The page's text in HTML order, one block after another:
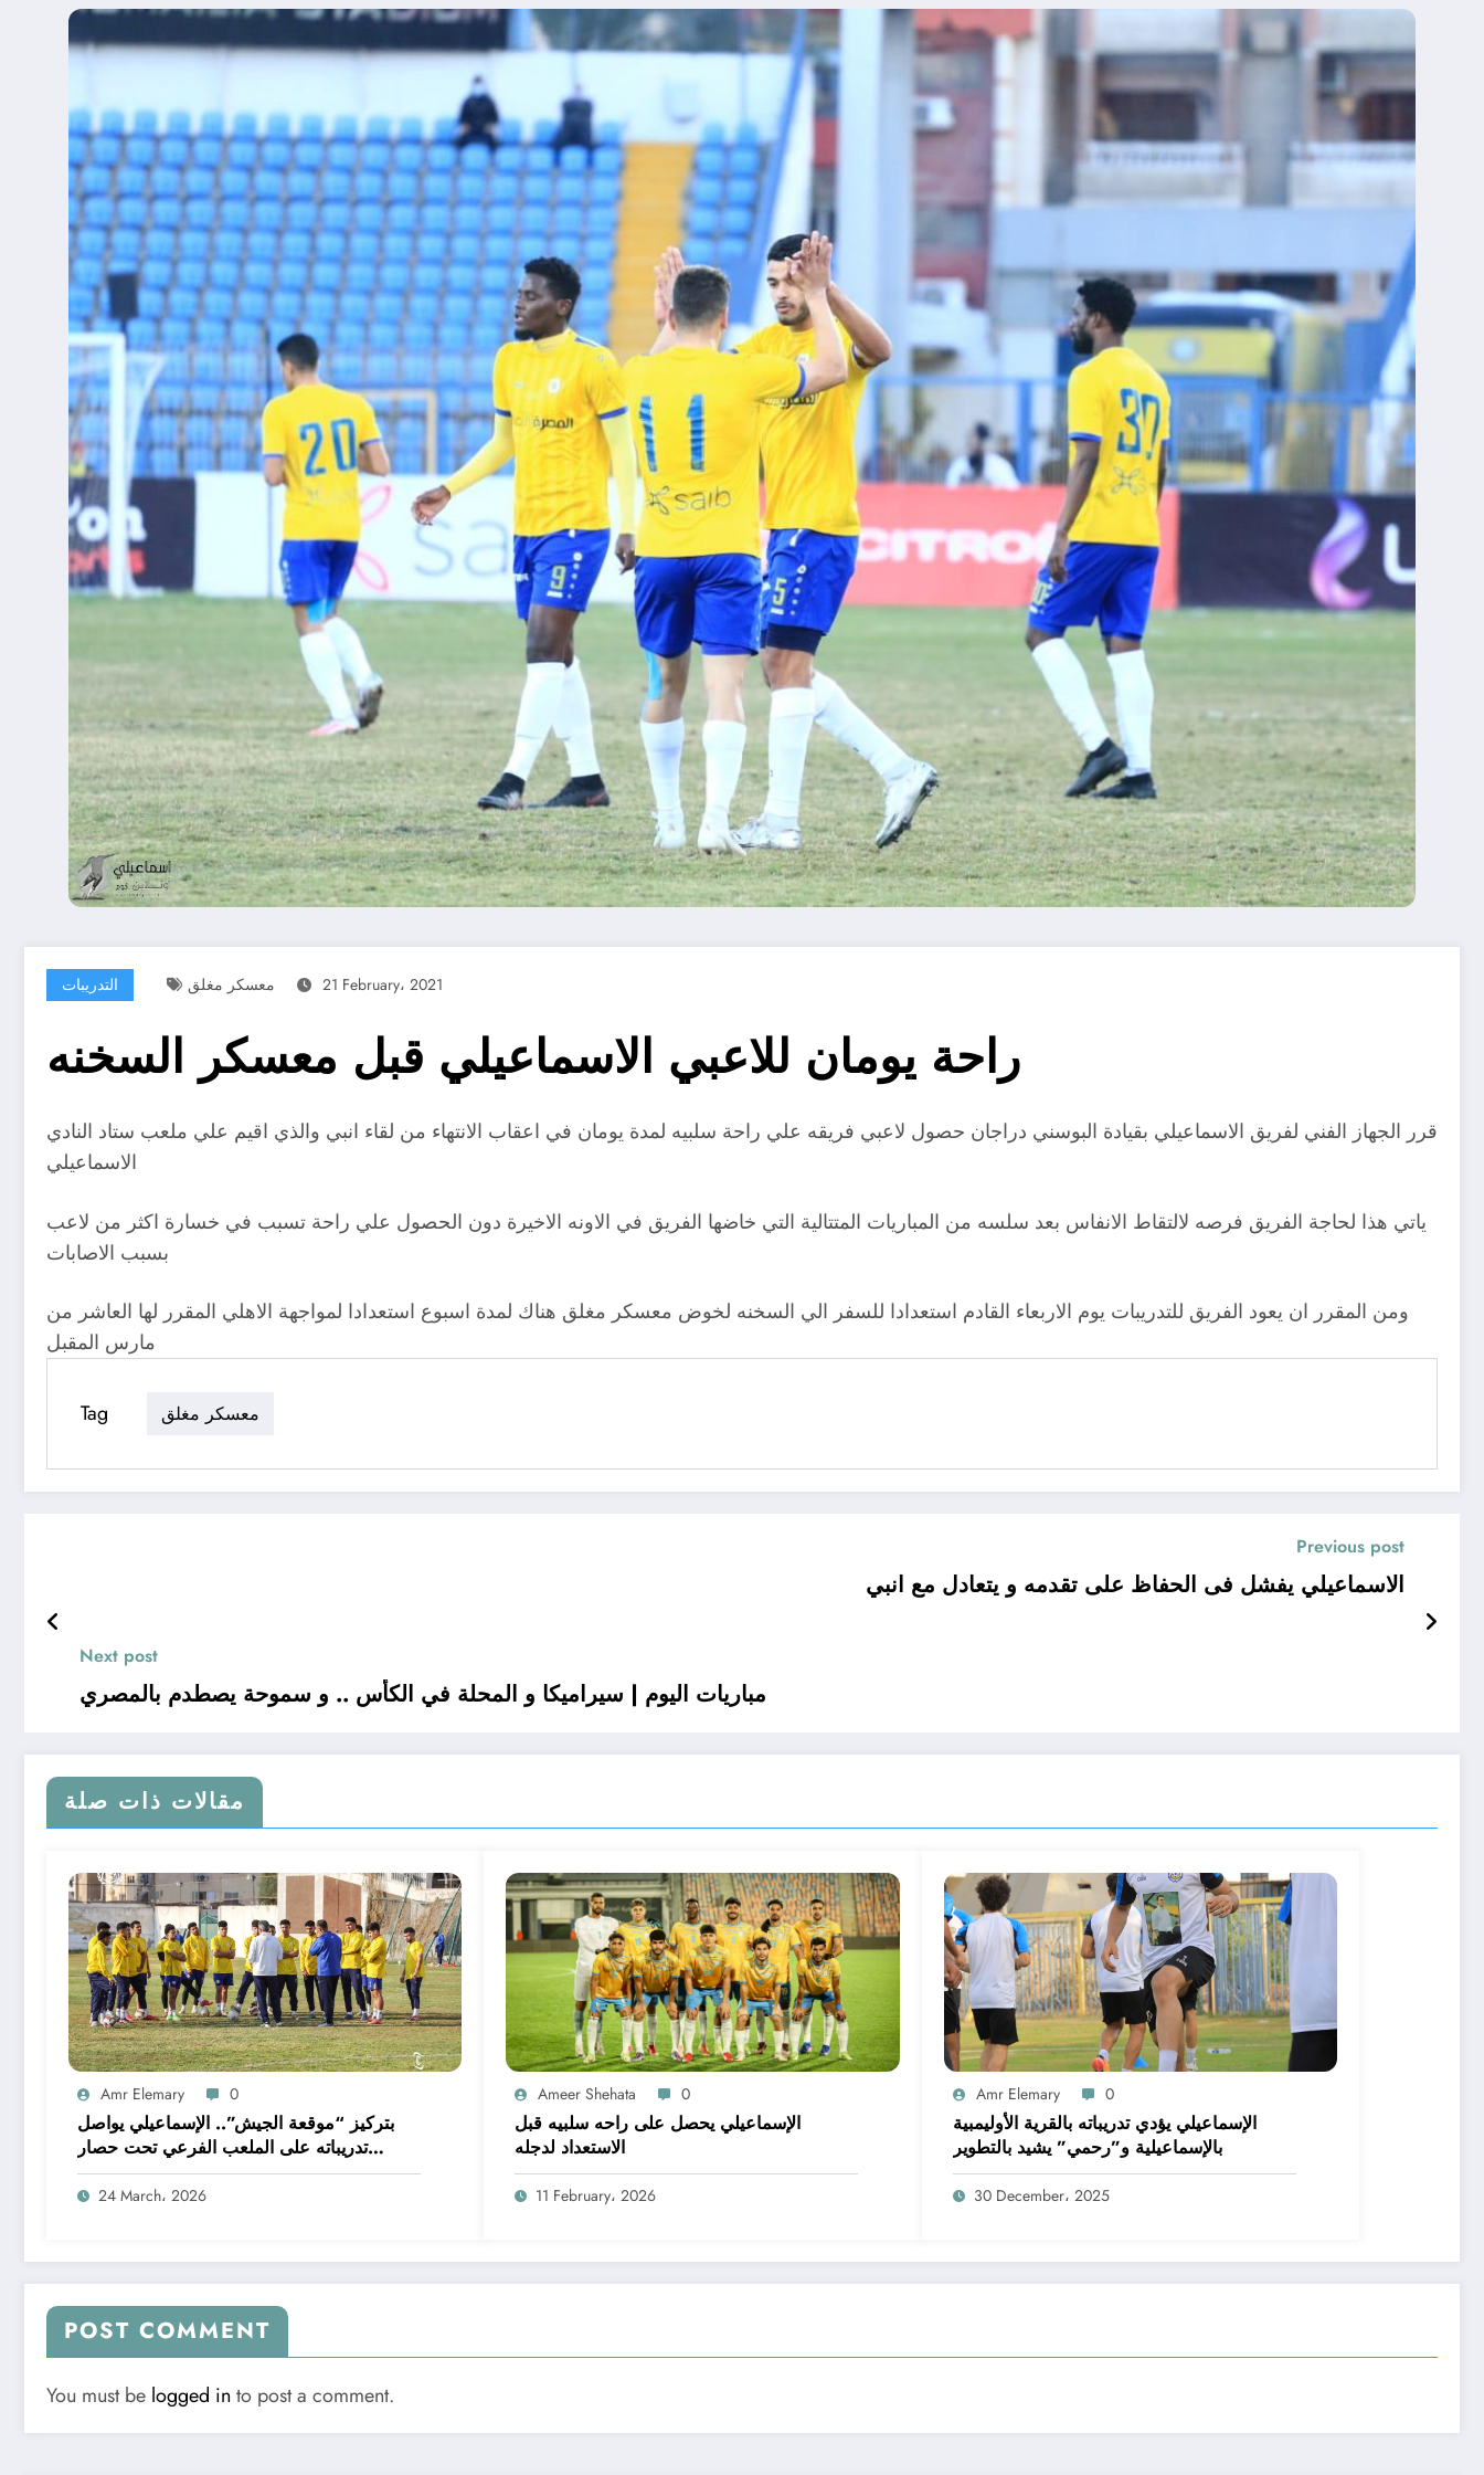
التدريبات معسكر مغلق 21 February، 2021
راحة يومان للاعبي الاسماعيلي قبل معسكر السخنه
قرر الجهاز الفني لفريق الاسماعيلي بقيادة البوسني دراجان حصول لاعبي فريقه علي راحة سلبيه لمدة يومان في اعقاب الانتهاء من لقاء انبي والذي اقيم علي ملعب ستاد النادي
الاسماعيلي
ياتي هذا لحاجة الفريق فرصه لالتقاط الانفاس بعد سلسه من المباريات المتتالية التي خاضها الفريق في الاونه الاخيرة دون الحصول علي راحة تسبب في خسارة اكثر من لاعب
بسبب الاصابات
ومن المقرر ان يعود الفريق للتدريبات يوم الاربعاء القادم استعدادا للسفر الي السخنه لخوض معسكر مغلق هناك لمدة اسبوع استعدادا لمواجهة الاهلي المقرر لها العاشر من
مارس المقبل
Tag معسكر مغلق
Previous post
الاسماعيلي يفشل فى الحفاظ على تقدمه و يتعادل مع انبي
Next post
مباريات اليوم | سيراميكا و المحلة في الكأس .. و سموحة يصطدم بالمصري
مقالات ذات صلة
Amr Elemary 0
بتركيز “موقعة الجيش”.. الإسماعيلي يواصل
تدريباته على الملعب الفرعي تحت حصار
الصيانة
24 March، 2026
Ameer Shehata 0
الإسماعيلي يحصل على راحه سلبيه قبل
الاستعداد لدجله
11 February، 2026
Amr Elemary 0
الإسماعيلي يؤدي تدريباته بالقرية الأوليمبية
بالإسماعيلية و”رحمي” يشيد بالتطوير
30 December، 2025
POST COMMENT
You must be logged in to post a comment.